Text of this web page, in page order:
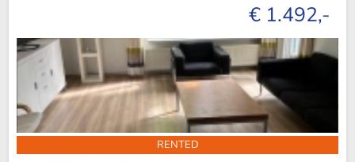
€ 1.492,-
RENTED